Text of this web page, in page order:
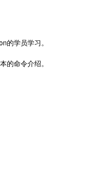
的学员学习。
的命令介绍。